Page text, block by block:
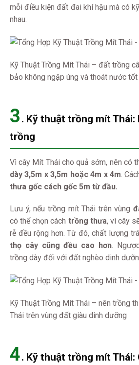
mỗi điều kiện đất đai khí hậu mà có
nhau.
Kỹ Thuật Trồng Mít Thái – đất trồng
bảo không ngập úng và thoát nước tốt
3 . Kỹ thuật trồng mít Thái:
trồng
Vì cây Mít Thái cho quả sớm, nên có
dày 3,5m x 3,5m hoặc 4m x 4m .
thưa gốc cách gốc 5m từ đầu.
Lưu ý, nếu trồng mít Thái trên vùng
có thể chọn cách trồng thưa, vì cây
rễ đều rộng hơn. Từ đó, chất lượng
thọ cây cũng đều cao hơn.
trồng dày đối với đất nghèo dinh
Kỹ Thuật Trồng Mít Thái – nên trồng
Thái trên vùng đất giàu dinh dưỡng
4. Kỹ thuật trồng mít Thái: